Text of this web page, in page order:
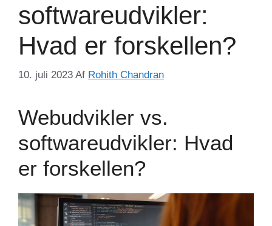
softwareudvikler:
Hvad er forskellen?
10. juli 2023 Af Rohith Chandran
Webudvikler vs.
softwareudvikler: Hvad
er forskellen?